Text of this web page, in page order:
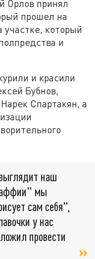
Орлов принял
прошел на
который
и
и красили
Бубнов,
Спартакян, а
наш
мы
сам себя",
у нас
провести